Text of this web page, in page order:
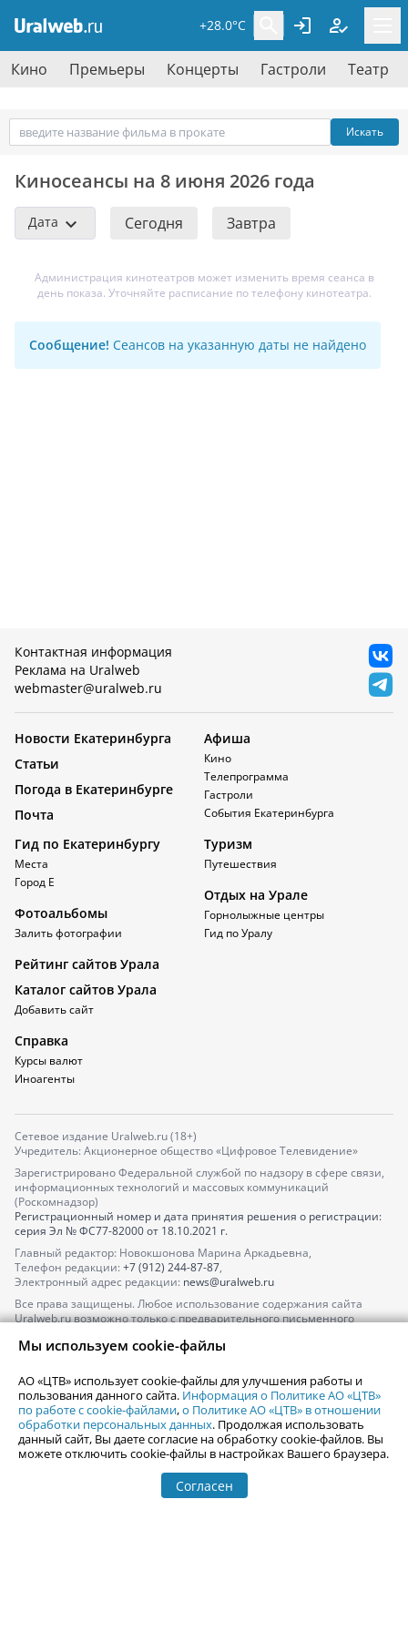
+28.0°C
Кино Премьеры Концерты Гастроли Театр
Искать
Киносеансы на 8 июня 2026 года
Дата Сегодня Завтра
Администрация кинотеатров может изменить время сеанса в
день показа. Уточняйте расписание по телефону кинотеатра.
Сообщение! Сеансов на указанную даты не найдено
Контактная информация
Реклама на Uralweb
webmaster@uralweb.ru
Новости Екатеринбурга
Статьи
Погода в Екатеринбурге
Почта
Афиша
Кино
Телепрограмма
Гастроли
События Екатеринбурга
Гид по Екатеринбургу
Места
Город Е
Фотоальбомы
Залить фотографии
Туризм
Путешествия
Отдых на Урале
Горнолыжные центры
Гид по Уралу
Рейтинг сайтов Урала
Каталог сайтов Урала
Добавить сайт
Справка
Курсы валют
Иноагенты
Сетевое издание Uralweb.ru (18+)
Учредитель: Акционерное общество «Цифровое Телевидение»
Зарегистрировано Федеральной службой по надзору в сфере связи,
информационных технологий и массовых коммуникаций
(Роскомнадзор)
Регистрационный номер и дата принятия решения о регистрации:
серия Эл № ФС77-82000от 18.10.2021 г.
Главный редактор: Новокшонова Марина Аркадьевна,
Телефон редакции: +7 (912) 244-87-87,
Электронный адрес редакции: news@uralweb.ru
Все права защищены. Любое использование содержания сайта
Uralweb.ru возможно только с предварительного письменного
По вопросам размещения рекламы обращайтесь по тел.
По вопросам размещения информации в разделе «Афиша»
afisha@uralweb.ru
Пользовательское соглашение на использование сайта
Политика АО «ЦТВ» в отношении обработки персональных данных
Мы используем cookie-файлы
АО «ЦТВ» использует cookie-файлы для улучшения работы и
пользования данного сайта. Информация о Политике АО «ЦТВ»
по работе с cookie-файлами,о Политике АО «ЦТВ» в отношении
обработки персональных данных. Продолжая использовать
данный сайт, Вы даете согласие на обработку cookie-файлов. Вы
можете отключить cookie-файлы в настройках Вашего браузера.
Согласен